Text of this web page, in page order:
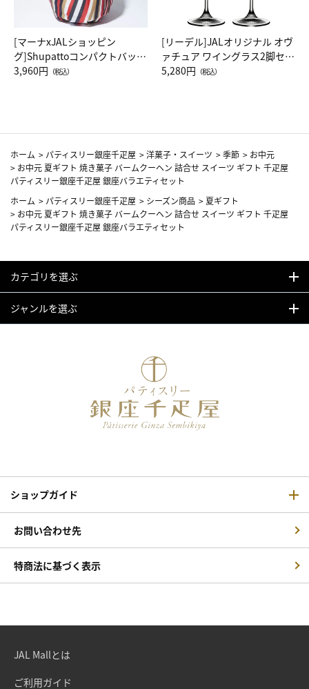
[マーナxJALショッピン
グ]Shupattoコンパクトバッグ
Drop JAL客室乗務員（LC）ス
3,960円 （税込）
[リーデル]JALオリジナル オヴ
ァチュア ワイングラス2脚セッ
ト（レッドワイン）
5,280円 （税込）
ホーム > パティスリー銀座千疋屋 >洋菓子・スイーツ >季節 > お中元
> お中元 夏ギフト 焼き菓子 バームクーヘン 詰合せ スイーツ ギフト 千疋屋
パティスリー銀座千疋屋 銀座バラエティセット
ホーム > パティスリー銀座千疋屋 > シーズン商品 >夏ギフト
> お中元 夏ギフト 焼き菓子 バームクーヘン 詰合せ スイーツ ギフト 千疋屋
パティスリー銀座千疋屋 銀座バラエティセット
カテゴリを選ぶ
ジャンルを選ぶ
ショップガイド
お問い合わせ先
特商法に基づく表示
JAL Mallとは
ご利用ガイド